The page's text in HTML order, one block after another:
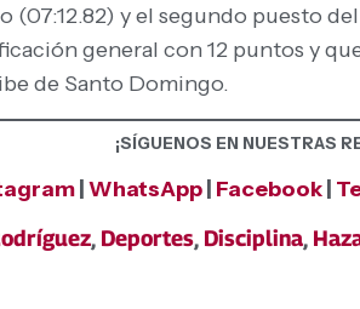
y el segundo puesto
general con 12 puntos y
de Santo Domingo.
¡SÍGUENOS EN NUESTRAS
WhatsApp Facebook
, Deportes, Disciplina,